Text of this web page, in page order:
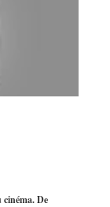
cinéma. De